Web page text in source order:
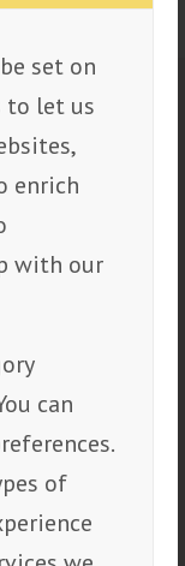
set on
to let us
enrich
with our
can
of